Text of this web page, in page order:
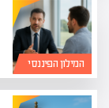
המילון הפיננסי